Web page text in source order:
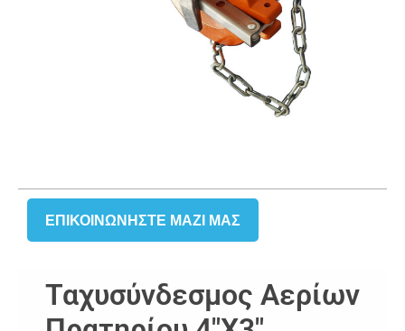
ΕΠΙΚΟΙΝΩΝΉΣΤΕ ΜΑΖΙ ΜΑΣ
Ταχυσύνδεσμος Αερίων